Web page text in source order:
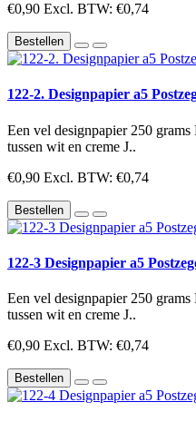
€0,90 Excl. BTW: €0,74
Bestellen
122-2. Designpapier a5
Een vel designpapier 250
tussen wit en creme J..
€0,90 Excl. BTW: €0,74
Bestellen
122-3 Designpapier a5
Een vel designpapier 250
tussen wit en creme J..
€0,90 Excl. BTW: €0,74
Bestellen